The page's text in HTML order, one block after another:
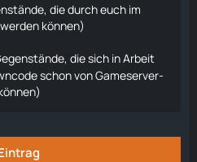
die durch euch im
können)
die sich in Arbeit
schon von Gameserver-